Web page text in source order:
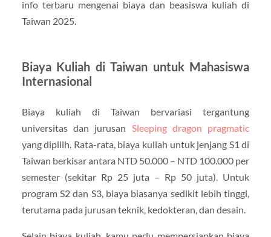
info terbaru mengenai biaya dan beasiswa kuliah di
Taiwan 2025.
Biaya Kuliah di Taiwan untuk Mahasiswa
Internasional
Biaya kuliah di Taiwan bervariasi tergantung
universitas dan jurusan Sleeping dragon pragmatic
yang dipilih. Rata-rata, biaya kuliah untuk jenjang S1 di
Taiwan berkisar antara NTD 50.000 – NTD 100.000 per
semester (sekitar Rp 25 juta – Rp 50 juta). Untuk
program S2 dan S3, biaya biasanya sedikit lebih tinggi,
terutama pada jurusan teknik, kedokteran, dan desain.